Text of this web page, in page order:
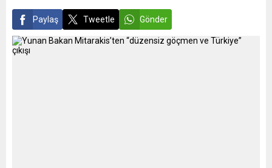
Paylaş Tweetle Gönder